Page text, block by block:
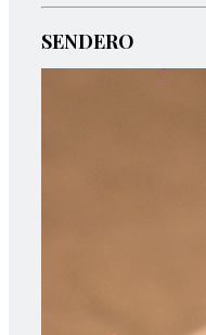
SENDERO